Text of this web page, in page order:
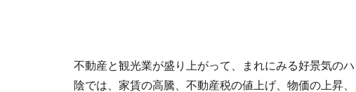
不動産と観光業が盛り上がって、まれにみる好景気の
陰では、家賃の高騰、不動産税の値上げ、物価の上昇